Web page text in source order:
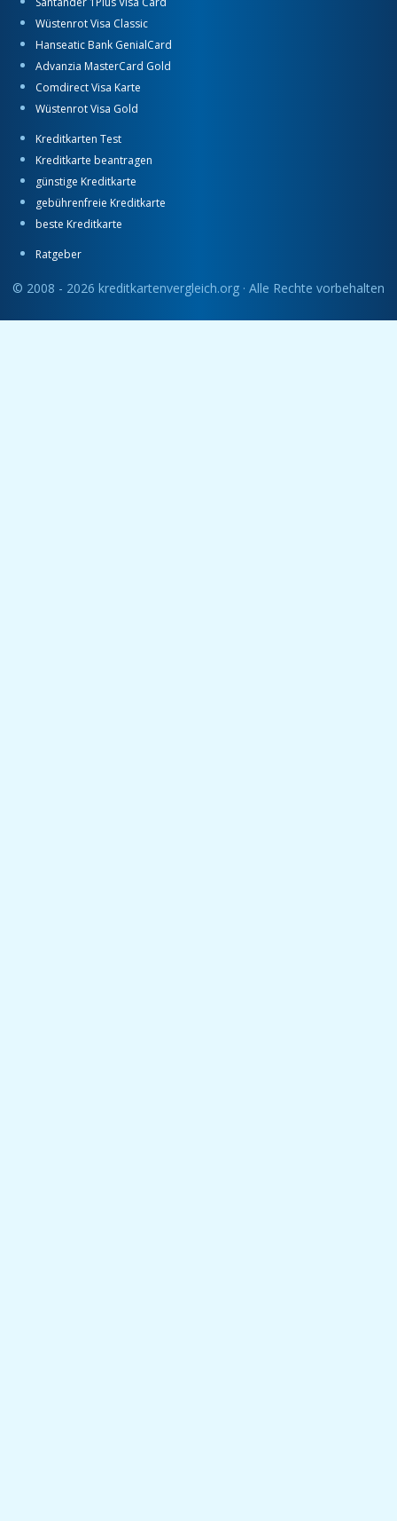
Wüstenrot Visa Classic
Hanseatic Bank GenialCard
Advanzia MasterCard Gold
Comdirect Visa Karte
Wüstenrot Visa Gold
Kreditkarten Test
Kreditkarte beantragen
günstige Kreditkarte
gebührenfreie Kreditkarte
beste Kreditkarte
Ratgeber
© 2008 - 2026 kreditkartenvergleich.org · Alle Rechte vorbehalten